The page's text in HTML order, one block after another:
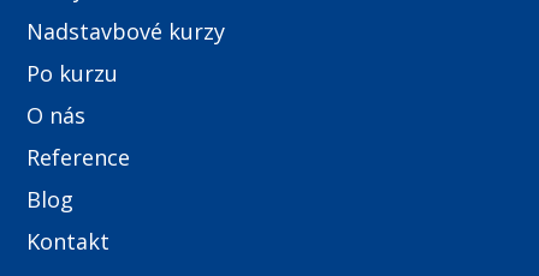
Nadstavbové kurzy
Po kurzu
O nás
Reference
Blog
Kontakt